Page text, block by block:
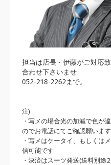
担当は店長・伊藤がご対応
合わせ下さいませ
052-218-2262まで。
注)
・写メの場合光の加減で色が
のでお電話にてご確認願います
・写メはケータイ、もしくは
信可能です
・決済はスーツ発送(送料別